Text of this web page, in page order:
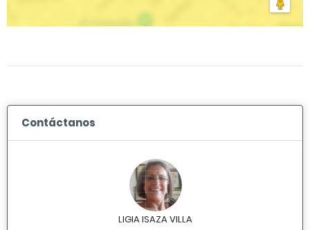
Contáctanos
LIGIA ISAZA VILLA